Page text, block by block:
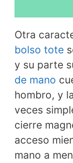
Otra
bolso tote
y su parte
de mano
hombro, y
veces
cierre
acceso
mano a